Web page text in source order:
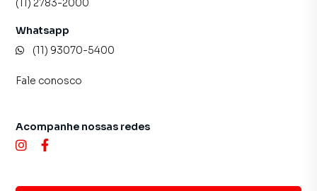
(11) 2783-2000
Whatsapp
(11) 93070-5400
Fale conosco
Acompanhe nossas redes